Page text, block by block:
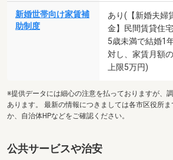
新婚世帯向け家賃補
助制度
あり(【新婚夫婦
金】民間賃貸住
5歳未満で結婚1
対し、家賃月額
上限5万円)
※提供データには細心の注意を払っておりますが、
あります。 最新の情報につきましては各市区役所ま
か、自治体HPなどをご確認ください。
公共サービスや治安